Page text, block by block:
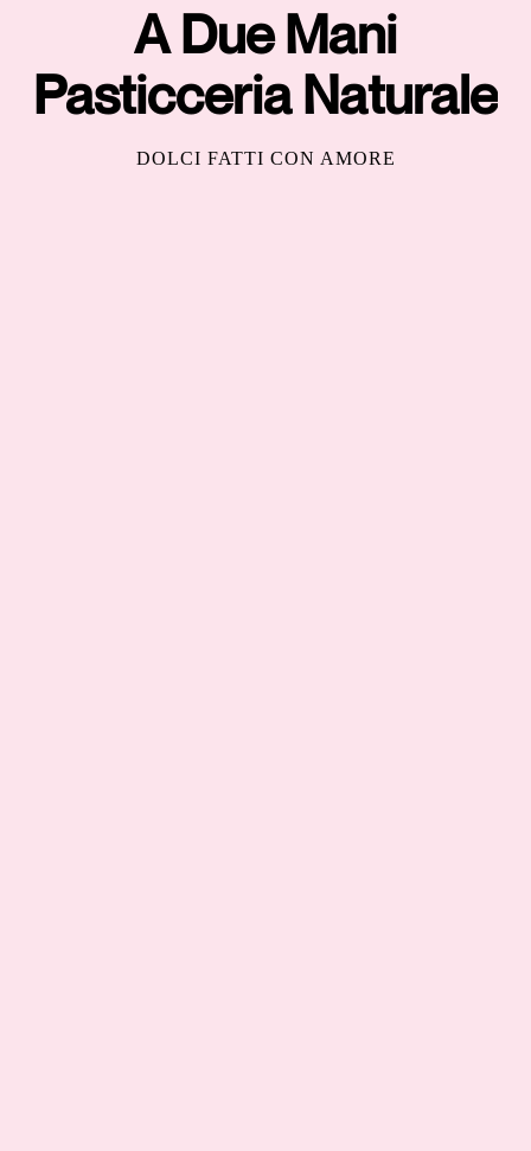
A Due Mani
Pasticceria Naturale
DOLCI FATTI CON AMORE